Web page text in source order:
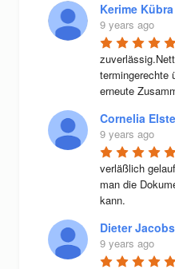
Kerime
9 years ago
termingerechte
erneute
Cornelia
9 years ago
verläßlich
man die
kann.
Dieter
9 years ago